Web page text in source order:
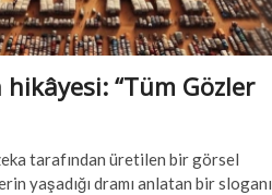
hikâyesi: “Tüm Gözler
tarafından üretilen bir görsel
yaşadığı dramı anlatan bir sloganı